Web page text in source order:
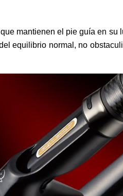
mantienen el pie guía en su
equilibrio normal, no